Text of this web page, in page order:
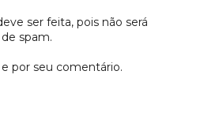
ser feita, pois não será
spam.
por seu comentário.